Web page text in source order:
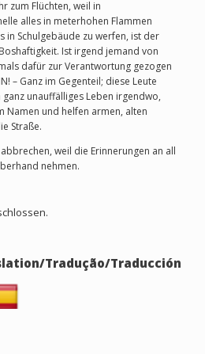
zum Flüchten, weil in
alles in meterhohen Flammen
in Schulgebäude zu werfen, ist der
Ist irgend jemand von
dafür zur Verantwortung gezogen
– Ganz im Gegenteil; diese Leute
unauffälliges Leben irgendwo,
Namen und helfen armen, alten
Straße.
weil die Erinnerungen an all
nehmen.
Tradução/Traducción